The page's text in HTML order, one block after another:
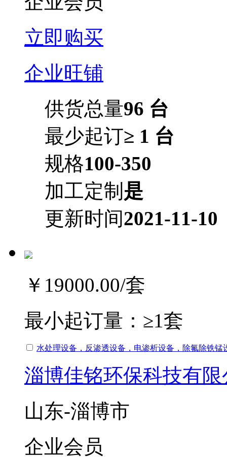
立即购买
企业旺铺
供货总量96 台
最少起订≥ 1 台
规格100-350
加工定制 是
更新时间2021-11-10
￥19000.00/套
最小起订量： ≥1套
水处理设备，反渗透设备，电渗析设备，除氟除铁锰
淄博佳铭环保科技有限
山东-淄博市
企业会员